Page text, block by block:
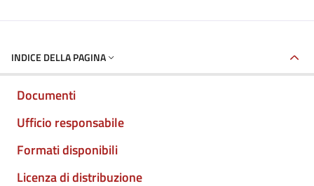
INDICE DELLA PAGINA
Documenti
Ufficio responsabile
Formati disponibili
Licenza di distribuzione